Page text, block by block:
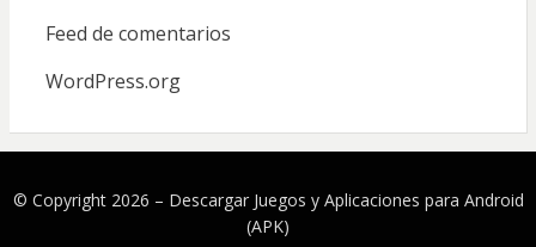
Feed de comentarios
WordPress.org
© Copyright 2026 – Descargar Juegos y Aplicaciones para Android
(APK)